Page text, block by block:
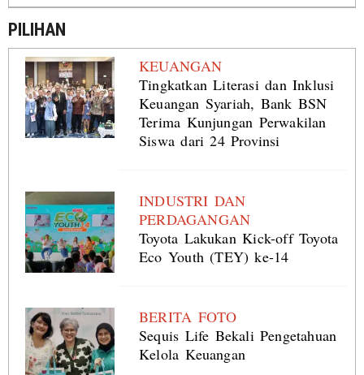
PILIHAN
KEUANGAN
Tingkatkan Literasi dan Inklusi
Keuangan Syariah, Bank BSN
Terima Kunjungan Perwakilan
Siswa dari 24 Provinsi
INDUSTRI DAN
PERDAGANGAN
Toyota Lakukan Kick-off Toyota
Eco Youth (TEY) ke-14
BERITA FOTO
Sequis Life Bekali Pengetahuan
Kelola Keuangan